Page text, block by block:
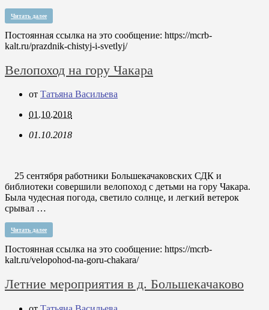
Читать далее
Постоянная ссылка на это сообщение: https://mcrb-
kalt.ru/prazdnik-chistyj-i-svetlyj/
Велопоход на гору Чакара
от Татьяна Васильева
01.10.2018
01.10.2018
25 сентября работники Большекачаковских СДК и
библиотеки совершили велопоход с детьми на гору Чакара.
Была чудесная погода, светило солнце, и легкий ветерок
срывал …
Читать далее
Постоянная ссылка на это сообщение: https://mcrb-
kalt.ru/velopohod-na-goru-chakara/
Летние мероприятия в д. Большекачаково